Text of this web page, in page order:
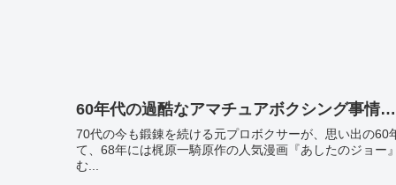
60年代の過酷なアマチュアボクシング事情
70代の今も鍛錬を続ける元プロボクサーが、思い出の60年代を振り返る。 60年代前半は空
て、68年には梶原一騎原作の人気漫画『あしたのジョー』の連載が始まった。 そのよ
む...